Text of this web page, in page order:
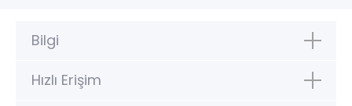
Bilgi
Hızlı Erişim